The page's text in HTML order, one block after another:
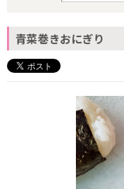
青菜巻きおにぎり